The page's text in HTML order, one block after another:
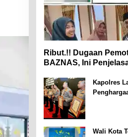
Ribut.!! Dugaan
BAZNAS, Ini
Kapolres
Wali Kota